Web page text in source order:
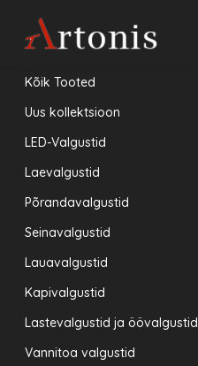
Kõik Tooted
Uus kollektsioon
LED-Valgustid
Laevalgustid
Põrandavalgustid
Seinavalgustid
Lauavalgustid
Kapivalgustid
Lastevalgustid ja öövalgustid
Vannitoa valgustid